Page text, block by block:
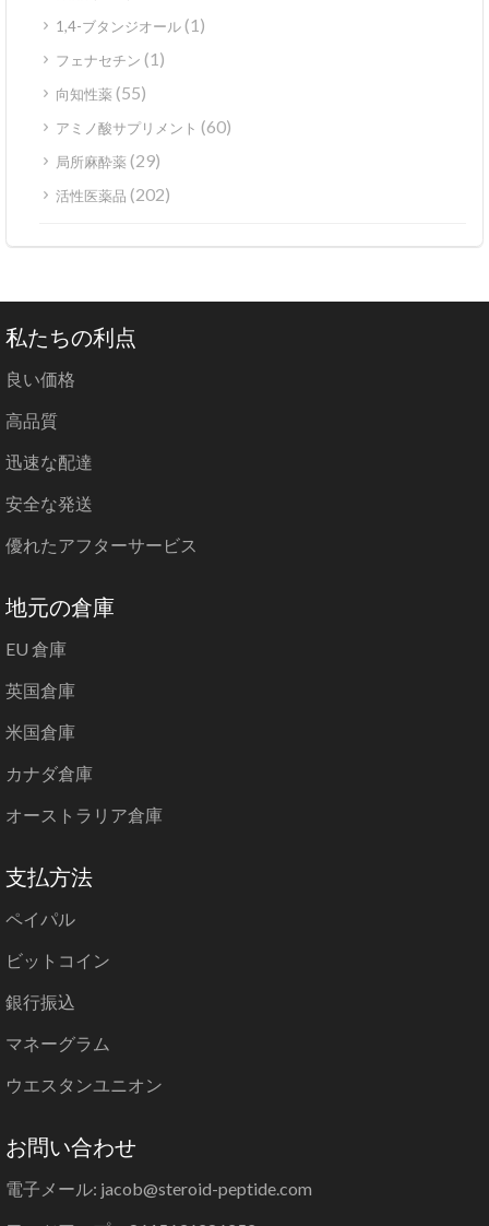
1,4-ブタンジオール(1)
フェナセチン (1)
向知性薬 (55)
アミノ酸サプリメント (60)
局所麻酔薬 (29)
活性医薬品 (202)
私たちの利点
良い価格
高品質
迅速な配達
安全な発送
優れたアフターサービス
地元の倉庫
EU 倉庫
英国倉庫
米国倉庫
カナダ倉庫
オーストラリア倉庫
支払方法
ペイパル
ビットコイン
銀行振込
マネーグラム
ウエスタンユニオン
お問い合わせ
電子メール: jacob@steroid-peptide.com